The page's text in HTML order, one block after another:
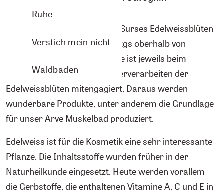
Ruhe
Verstich mein nicht
Waldbaden
Seit 2010 bauet die Drogaria Surses Edelweissblüten
neben ihrem Maiensäss in Fotgs oberhalb von
Savognin an. Die ganze Familie ist jeweils beim
Einpflanzen, Ernten und Weiterverarbeiten der
Edelweissblüten mitengagiert. Daraus werden
wunderbare Produkte, unter anderem die Grundlage
für unser Arve Muskelbad produziert.
Edelweiss ist für die Kosmetik eine sehr interessante
Pflanze. Die Inhaltsstoffe wurden früher in der
Naturheilkunde eingesetzt. Heute werden vorallem
die Gerbstoffe, die enthaltenen Vitamine A, C und E in